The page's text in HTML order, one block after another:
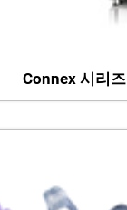
Connex 시리즈